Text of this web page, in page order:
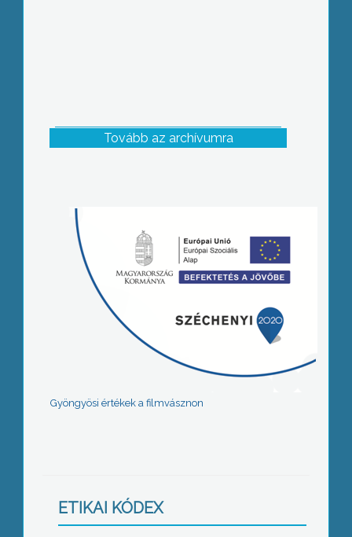
Tovább az archívumra
Gyöngyösi értékek a filmvásznon
ETIKAI KÓDEX